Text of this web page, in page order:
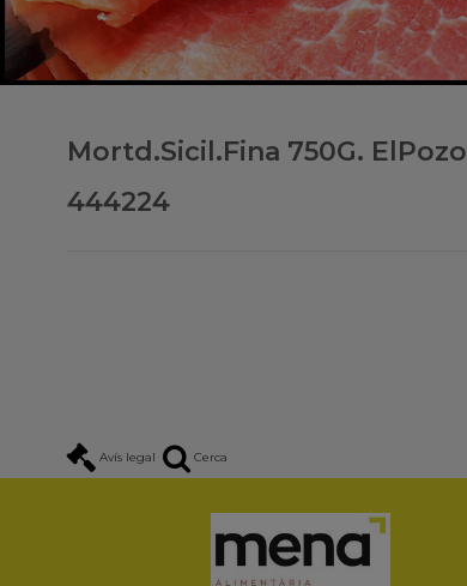
Mortd.Sicil.Fina 750G. ElPozo
444224
Avís legal Cerca